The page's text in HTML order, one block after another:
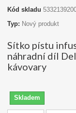
Kód skladu
Typ: Nový produkt
Sítko pístu
náhradní díl
kávovary
Skladem